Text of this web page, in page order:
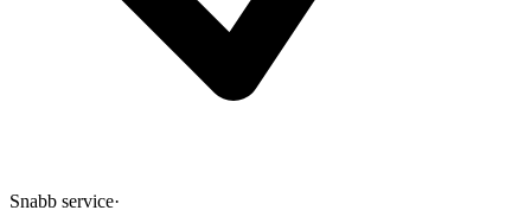
Snabb service·